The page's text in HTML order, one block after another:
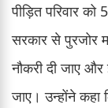
पीड़ित परिवार
सरकार से पुरजोर
नौकरी दी जाए और
जाए। उन्होंने कहा